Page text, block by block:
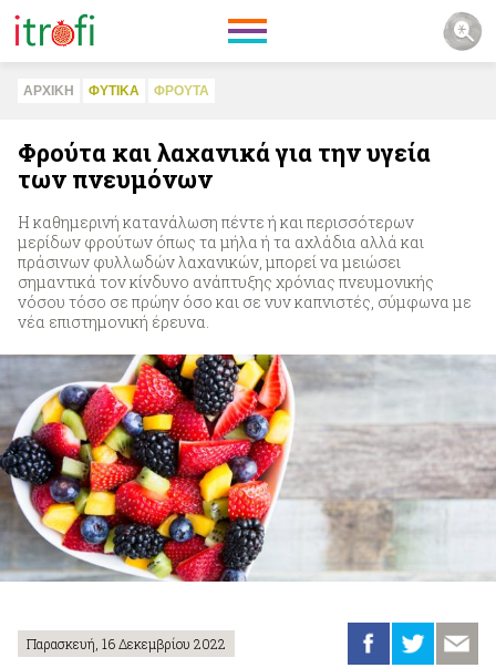
ΑΡΧΙΚΗ ΦΥΤΙΚA ΦΡΟΥΤΑ
Φρούτα και λαχανικά για την υγεία
των πνευμόνων
Η καθημερινή κατανάλωση πέντε ή και περισσότερων
μερίδων φρούτων όπως τα μήλα ή τα αχλάδια αλλά και
πράσινων φυλλωδών λαχανικών, μπορεί να μειώσει
σημαντικά τον κίνδυνο ανάπτυξης χρόνιας πνευμονικής
νόσου τόσο σε πρώην όσο και σε νυν καπνιστές, σύμφωνα με
νέα επιστημονική έρευνα.
Παρασκευή, 16 Δεκεμβρίου 2022